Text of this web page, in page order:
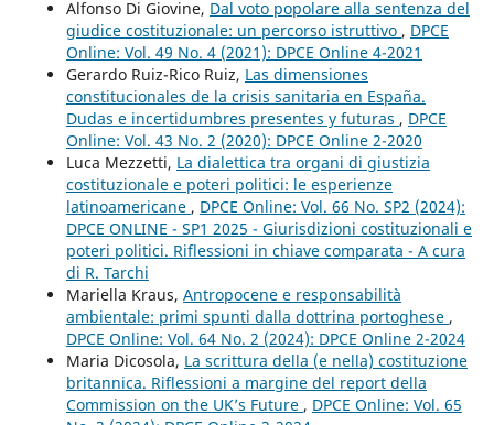
Alfonso Di Giovine, Dal voto popolare alla sentenza del
giudice costituzionale: un percorso istruttivo , DPCE
Online: Vol. 49 No. 4 (2021): DPCE Online 4-2021
Gerardo Ruiz-Rico Ruiz, Las dimensiones
constitucionales de la crisis sanitaria en España.
Dudas e incertidumbres presentes y futuras , DPCE
Online: Vol. 43 No. 2 (2020): DPCE Online 2-2020
Luca Mezzetti, La dialettica tra organi di giustizia
costituzionale e poteri politici: le esperienze
latinoamericane , DPCE Online: Vol. 66 No. SP2 (2024):
DPCE ONLINE - SP1 2025 - Giurisdizioni costituzionali e
poteri politici. Riflessioni in chiave comparata - A cura
di R. Tarchi
Mariella Kraus, Antropocene e responsabilità
ambientale: primi spunti dalla dottrina portoghese ,
DPCE Online: Vol. 64 No. 2 (2024): DPCE Online 2-2024
Maria Dicosola, La scrittura della (e nella) costituzione
britannica. Riflessioni a margine del report della
Commission on the UK’s Future , DPCE Online: Vol. 65